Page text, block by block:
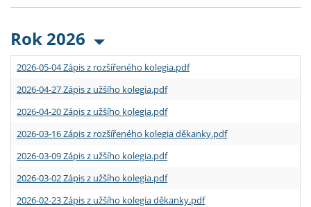
Rok 2026
2026-05-04 Zápis z rozšířeného kolegia.pdf
2026-04-27 Zápis z užšího kolegia.pdf
2026-04-20 Zápis z užšího kolegia.pdf
2026-03-16 Zápis z rozšířeného kolegia děkanky.pdf
2026-03-09 Zápis z užšího kolegia.pdf
2026-03-02 Zápis z užšího kolegia.pdf
2026-02-23 Zápis z užšího kolegia děkanky.pdf